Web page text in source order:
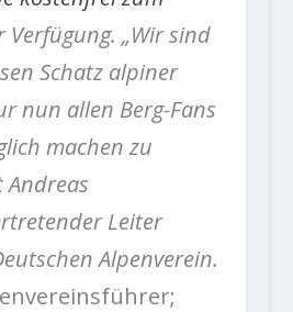
„Wir sind
Schatz alpiner
nun allen Berg-Fans
machen zu
Andreas
Leiter
Alpenverein.